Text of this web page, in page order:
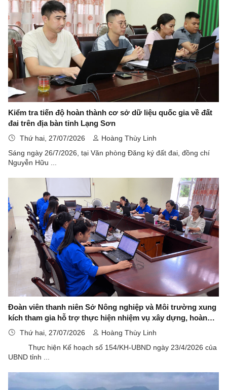
Kiểm tra tiến độ hoàn thành cơ sở dữ liệu quốc gia về đất
đai trên địa bàn tỉnh Lạng Sơn
Thứ hai, 27/07/2026
Hoàng Thùy Linh
Sáng ngày 26/7/2026, tại Văn phòng Đăng ký đất đai, đồng chí
Nguyễn Hữu ...
Đoàn viên thanh niên Sở Nông nghiệp và Môi trường xung
kích tham gia hỗ trợ thực hiện nhiệm vụ xây dựng, hoàn
thiện cơ sở dữ liệu đất đai trong các ngày nghỉ hằng tuần
Thứ hai, 27/07/2026
Hoàng Thùy Linh
Thực hiện Kế hoạch số 154/KH-UBND ngày 23/4/2026 của
UBND tỉnh ...